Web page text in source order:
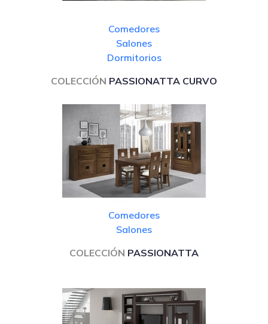
Comedores
Salones
Dormitorios
COLECCIÓN PASSIONATTA CURVO
Comedores
Salones
COLECCIÓN PASSIONATTA